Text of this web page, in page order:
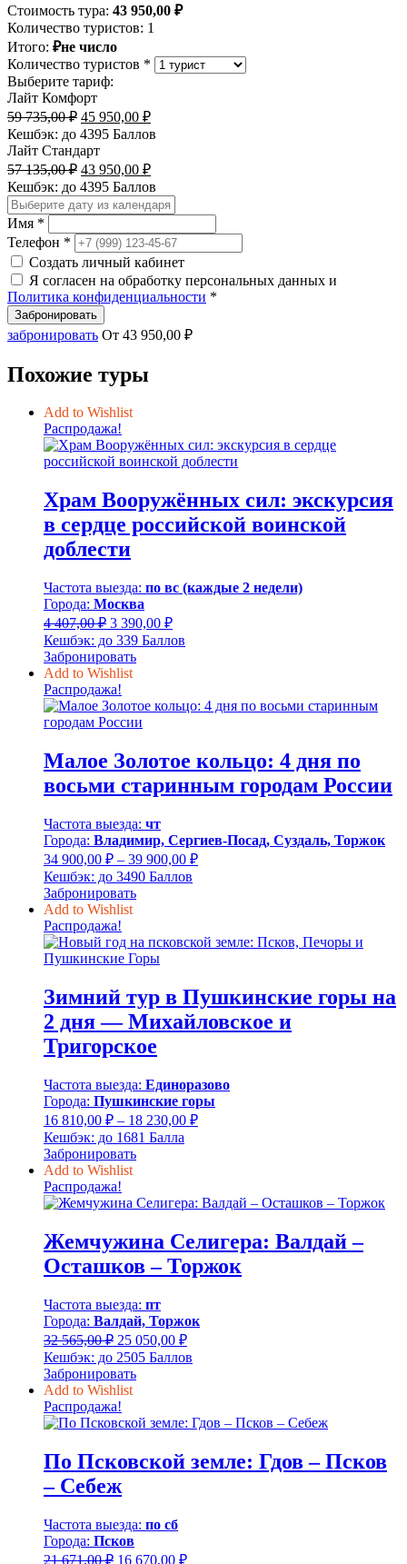
Стоимость тура: 43 950,00 ₽
Количество туристов: 1
Итого: ₽не число
Количество туристов *
Выберите тариф:
Лайт Комфорт
59 735,00₽ Первоначальная
цена
составляла
59
735,00 ₽.
45 950,00 ₽Текущая
цена:
950,00 ₽.
Кешбэк: до 4395 Баллов
Лайт Стандарт
57 135,00₽ Первоначальная
цена
составляла
57
135,00 ₽.
43 950,00 ₽Текущая
цена:
43
950,00 ₽.
Кешбэк: до 4395 Баллов
Имя *
Телефон *
Создать личный кабинет
Я согласен на обработку персональных данных и
Политика конфиденциальности *
Забронировать
забронировать От 43 950,00 ₽
Похожие туры
Add to Wishlist
Распродажа!
Храм Вооружённых сил: экскурсия
в сердце российской воинской
доблести
Частота выезда: по вс (каждые 2 недели)
Города: Москва
4 407,00₽ Первоначальная
цена
составляла
4
407,00 ₽.
3 390,00 ₽Текущая
цена:
3
Кешбэк: до 339 Баллов
Забронировать
Add to Wishlist
Распродажа!
Малое Золотое кольцо: 4 дня по
восьми старинным городам России
Частота выезда: чт
Города: Владимир, Сергиев-Посад, Суздаль, Торжок
34 900,00 ₽ – 39 900,00 ₽Диапазон
39
Кешбэк: до 3490 Баллов
Забронировать
Add to Wishlist
Распродажа!
Зимний тур в Пушкинские горы на
2 дня — Михайловское и
Тригорское
Частота выезда: Единоразово
Города: Пушкинские горы
16 810,00 ₽ – 18 230,00 ₽Диапазон
18
Кешбэк: до 1681 Балла
Забронировать
Add to Wishlist
Распродажа!
Жемчужина Селигера: Валдай –
Осташков – Торжок
Частота выезда: пт
Города: Валдай, Торжок
32 565,00₽ Первоначальная
цена
составляла
32
565,00 ₽.
25 050,00 ₽Текущая
цена:
25
Кешбэк: до 2505 Баллов
Забронировать
Add to Wishlist
Распродажа!
По Псковской земле: Гдов – Псков
– Себеж
Частота выезда: по сб
Города: Псков
21 671,00₽ Первоначальная
16 670,00 ₽Текущая